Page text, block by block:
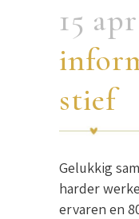
15 apr
stief
Gelukkig
harder
ervaren en